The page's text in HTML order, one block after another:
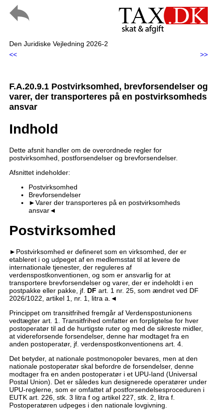
Den Juridiske Vejledning 2026-2
<<
>>
F.A.20.9.1 Postvirksomhed, brevforsendelser og
varer, der transporteres på en postvirksomheds
ansvar
Indhold
Dette afsnit handler om de overordnede regler for
postvirksomhed, postforsendelser og brevforsendelser.
Afsnittet indeholder:
Postvirksomhed
Brevforsendelser
►Varer der transporteres på en postvirksomheds
ansvar◄
Postvirksomhed
►Postvirksomhed er defineret som en virksomhed, der er
etableret i og udpeget af en medlemsstat til at levere de
internationale tjenester, der reguleres af
verdenspostkonventionen, og som er ansvarlig for at
transportere brevforsendelser og varer, der er indeholdt i en
postpakke eller pakke, jf. DF art. 1 nr. 25, som ændret ved DF
2026/1022, artikel 1, nr. 1, litra a.◄
Princippet om transitfrihed fremgår af Verdenspostunionens
vedtægter art. 1. Transitfrihed omfatter en forpligtelse for hver
postoperatør til ad de hurtigste ruter og med de sikreste midler,
at videreforsende forsendelser, denne har modtaget fra en
anden postoperatør, jf. verdenspostkonventionens art. 4.
Det betyder, at nationale postmonopoler bevares, men at den
nationale postoperatør skal befordre de forsendelser, denne
modtager fra en anden postoperatør i et UPU-land (Universal
Postal Union). Det er således kun designerede operatører under
UPU-reglerne, som er omfattet af postforsendelsesproceduren i
EUTK art. 226, stk. 3 litra f og artikel 227, stk. 2, litra f.
Postoperatøren udpeges i den nationale lovgivning.